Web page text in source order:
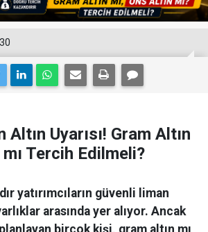
Uyarısı! Gram Altın
mı Tercih Edilmeli?
yatırımcıların güvenli liman
arasında yer alıyor. Ancak
birçok kişi, gram altın mı